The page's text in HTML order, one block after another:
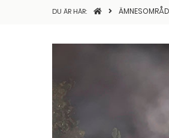
DU ÄR HÄR: STARTSIDAN